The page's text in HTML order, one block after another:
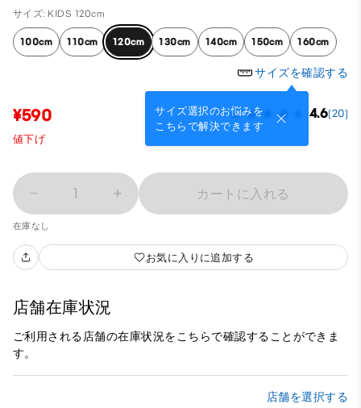
サイズ: KIDS 120cm
100cm 110cm 120cm 130cm 140cm 150cm 160cm
サイズを確認する
サイズ選択のお悩みを
こちらで解決できます
¥590 4.6(20)
値下げ
1 カートに入れる
在庫なし
お気に入りに追加する
店舗在庫状況
ご利用される店舗の在庫状況をこちらで確認することができま
す。
店舗を選択する